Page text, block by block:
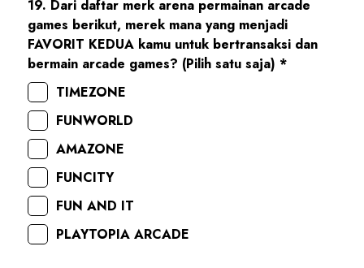
19. Dari daftar merk arena permainan arcade
games berikut, merek mana yang menjadi
FAVORIT KEDUA kamu untuk bertransaksi dan
bermain arcade games? (Pilih satu saja) *
TIMEZONE
FUNWORLD
AMAZONE
FUNCITY
FUN AND IT
PLAYTOPIA ARCADE